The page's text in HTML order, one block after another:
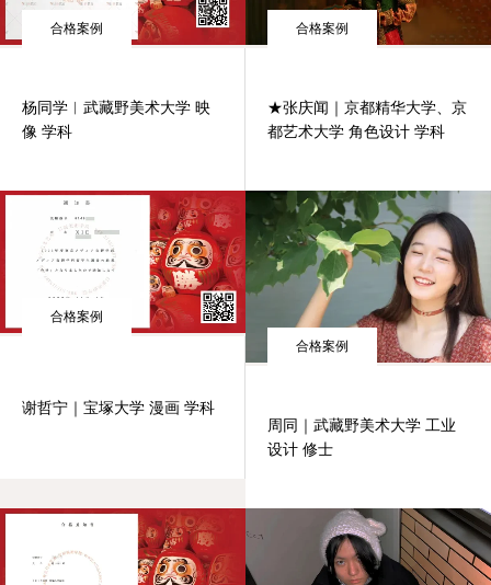
合格案例
杨同学︱武藏野美术大学 映
像 学科
合格案例
★张庆闻｜京都精华大学、京
都艺术大学 角色设计 学科
合格案例
谢哲宁｜宝塚大学 漫画 学科
合格案例
周同｜武藏野美术大学 工业
设计 修士